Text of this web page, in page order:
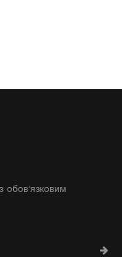
обов'язковим